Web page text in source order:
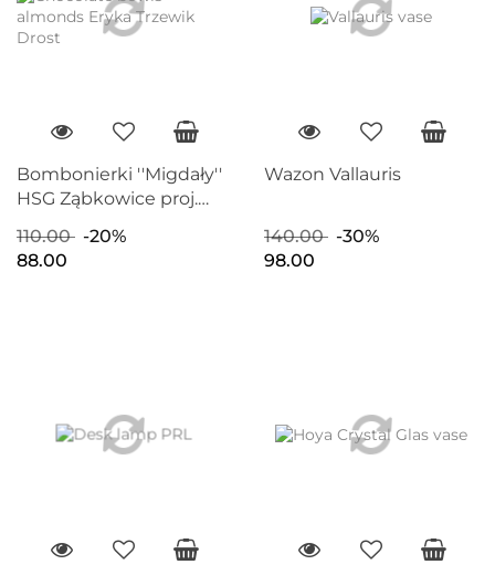
Bombonierki ''Migdały''
HSG Ząbkowice proj.
110.00
-20%
88.00
Wazon Vallauris
140.00
-30%
98.00